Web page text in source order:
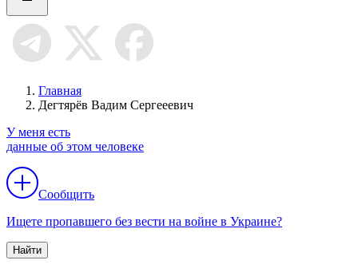
Главная
Дегтярёв Вадим Сергееевич
У меня есть
данные об этом человеке
Сообщить
Ищете пропавшего без вести на войне в Украине?
Найти